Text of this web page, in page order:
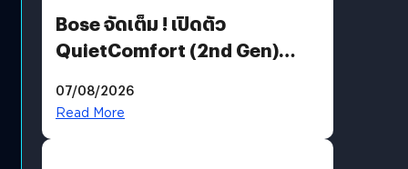
Bose จัดเต็ม ! เปิดตัว
QuietComfort (2nd Gen)
07/08/2026
Read More